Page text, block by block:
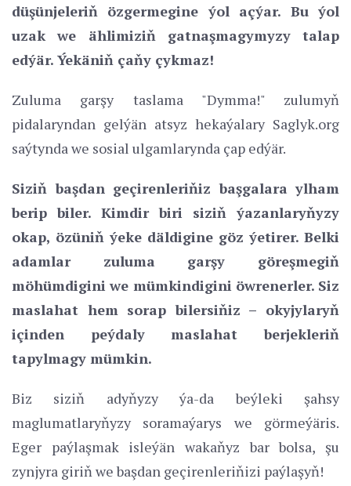
düşünjeleriň özgermegine ýol açýar. Bu ýol
uzak we ählimiziň gatnaşmagymyzy talap
edýär. Ýekäniň çaňy çykmaz!
Zuluma garşy taslama "Dymma!" zulumyň
pidalaryndan gelýän atsyz hekaýalary Saglyk.org
saýtynda we sosial ulgamlarynda çap edýär.
Siziň başdan geçirenleriňiz başgalara ylham
berip biler. Kimdir biri siziň ýazanlaryňyzy
okap, özüniň ýeke däldigine göz ýetirer. Belki
adamlar zuluma garşy göreşmegiň
möhümdigini we mümkindigini öwrenerler. Siz
maslahat hem sorap bilersiňiz – okyjylaryň
içinden peýdaly maslahat berjekleriň
tapylmagy mümkin.
Biz siziň adyňyzy ýa-da beýleki şahsy
maglumatlaryňyzy soramaýarys we görmeýäris.
Eger paýlaşmak isleýän wakaňyz bar bolsa, şu
zynjyra giriň we başdan geçirenleriňizi paýlaşyň!